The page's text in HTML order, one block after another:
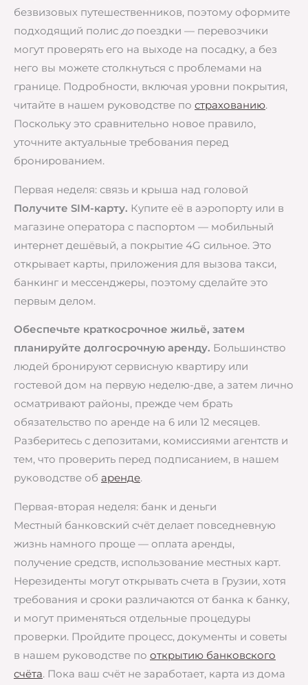
безвизовых путешественников, поэтому оформите
подходящий полис допоездки — перевозчики
могут проверять его на выходе на посадку, а без
него вы можете столкнуться с проблемами на
границе. Подробности, включая уровни покрытия,
читайте в нашем руководстве по страхованию.
Поскольку это сравнительно новое правило,
уточните актуальные требования перед
бронированием.
Первая неделя: связь и крыша над головой
Получите SIM-карту. Купите её в аэропорту или в
магазине оператора с паспортом — мобильный
интернет дешёвый, а покрытие 4G сильное. Это
открывает карты, приложения для вызова такси,
банкинг и мессенджеры, поэтому сделайте это
первым делом.
Обеспечьте краткосрочное жильё, затем
планируйте долгосрочную аренду. Большинство
людей бронируют сервисную квартиру или
гостевой дом на первую неделю-две, а затем лично
осматривают районы, прежде чем брать
обязательство по аренде на 6 или 12 месяцев.
Разберитесь с депозитами, комиссиями агентств и
тем, что проверить перед подписанием, в нашем
руководстве об аренде.
Первая-вторая неделя: банк и деньги
Местный банковский счёт делает повседневную
жизнь намного проще — оплата аренды,
получение средств, использование местных карт.
Нерезиденты могут открывать счета в Грузии, хотя
требования и сроки различаются от банка к банку,
и могут применяться отдельные процедуры
проверки. Пройдите процесс, документы и советы
в нашем руководстве по открытию банковского
счёта. Пока ваш счёт не заработает, карта из дома